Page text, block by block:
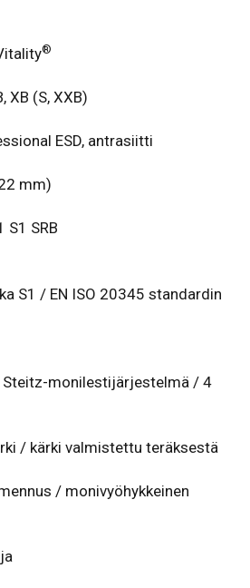
®
XB (S, XXB)
ESD, antrasiitti
mm)
S1 SRB
S1 / EN ISO 20345 standardin
Steitz-monilestijärjestelmä / 4
/ kärki valmistettu teräksestä
/ monivyöhykkeinen